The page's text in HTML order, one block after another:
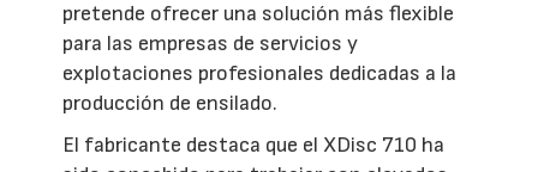
pretende ofrecer una solución más flexible
para las empresas de servicios y
explotaciones profesionales dedicadas a la
producción de ensilado.
El fabricante destaca que el XDisc 710 ha